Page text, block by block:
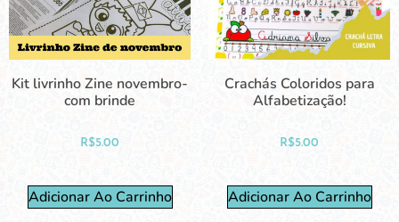
Kit livrinho Zine novembro-
com brinde
R$5.00
Adicionar Ao Carrinho
Crachás Coloridos para
Alfabetização!
R$5.00
Adicionar Ao Carrinho